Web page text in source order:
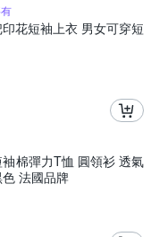
花短袖上衣 男女可穿短
棉彈力T恤 圓領衫 透氣
法國品牌